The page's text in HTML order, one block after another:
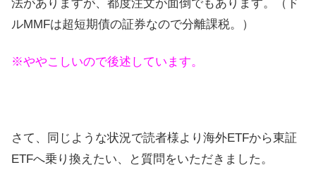
法がありますが、都度注文が面倒でもあります。（ド
ルMMFは超短期債の証券なので分離課税。）
※ややこしいので後述しています。
さて、同じような状況で読者様より海外ETFから東証
ETFへ乗り換えたい、と質問をいただきました。